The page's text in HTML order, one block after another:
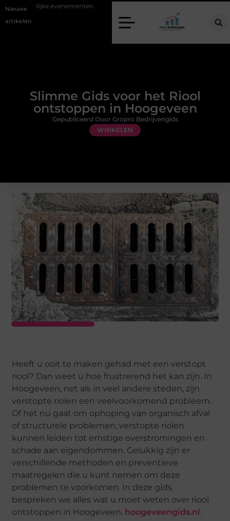
Nieuwe
artikelen
evenementen Alles over flexibele inzet van personeel
Slimme Gids voor het Riool
ontstoppen in Hoogeveen
WINKELEN
Gepubliceerd Door Gropro Bedrijvengids
Heeft u ooit te maken gehad met een verstopt
riool? Dan weet u hoe frustrerend het kan zijn. In
Hoogeveen, net als in veel andere steden, zijn
verstopte riolen een veelvoorkomend probleem.
Of het nu gaat om ophoping van organisch afval
of structurele problemen, verstopte riolen
kunnen leiden tot ernstige overstromingen en
schade aan eigendommen. Gelukkig zijn er
verschillende methoden en preventieve
maatregelen die u kunt nemen om deze
problemen te voorkomen. In deze gids
bespreken we alles wat u moet weten over riool
ontstoppen in Hoogeveen. hoogeveengids.nl .